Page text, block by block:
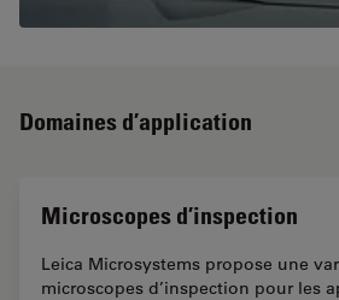
Domaines d’application
Microscopes d’inspection
Leica Microsystems propose une
microscopes d’inspection pour les